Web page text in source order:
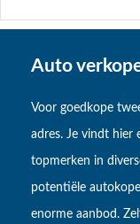
Auto
Voor goedkope
adres. Je vindt hier
topmerken in
potentiële
enorme aanbod.